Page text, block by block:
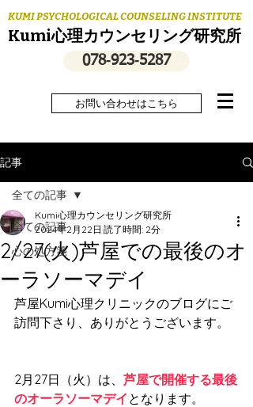
KUMI PSYCHOLOGICAL COUNSELING INSTITUTE
Kumi心理カウンセリング研究所
078‐923‐5287
お問い合わせはこちら
記事
全ての記事
心の処方箋
全ての記事
2/27(火)芦屋での最後のオ
ーラソーマデイ
Kumi心理カウンセリング研究所
2024年2月22日 読了時間: 2分
芦屋Kumi心理クリニックのブログにご
訪問下さり、ありがとうございます。
2月27日（火）は、 芦屋で開催する最後
のオーラソーマデイ となります。